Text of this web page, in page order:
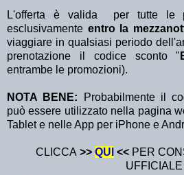
L'offerta è valida per tutte le
esclusivamente entro la
viaggiare in qualsiasi periodo
prenotazione il codice sconto "
entrambe le promozioni).
NOTA BENE: Probabilmente il
può essere utilizzato nella pagina
Tablet e nelle App per iPhone e
CLICCA >> QUI <<PER
UFFICIALE